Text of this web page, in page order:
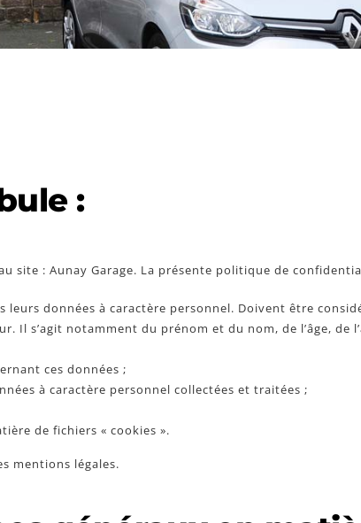
:
site : Aunay Garage. La présente politique de
données à caractère personnel. Doivent être
Il s’agit notamment du prénom et du nom, de l’âge, de
ces données ;
à caractère personnel collectées et traitées ;
de fichiers « cookies ».
mentions légales.